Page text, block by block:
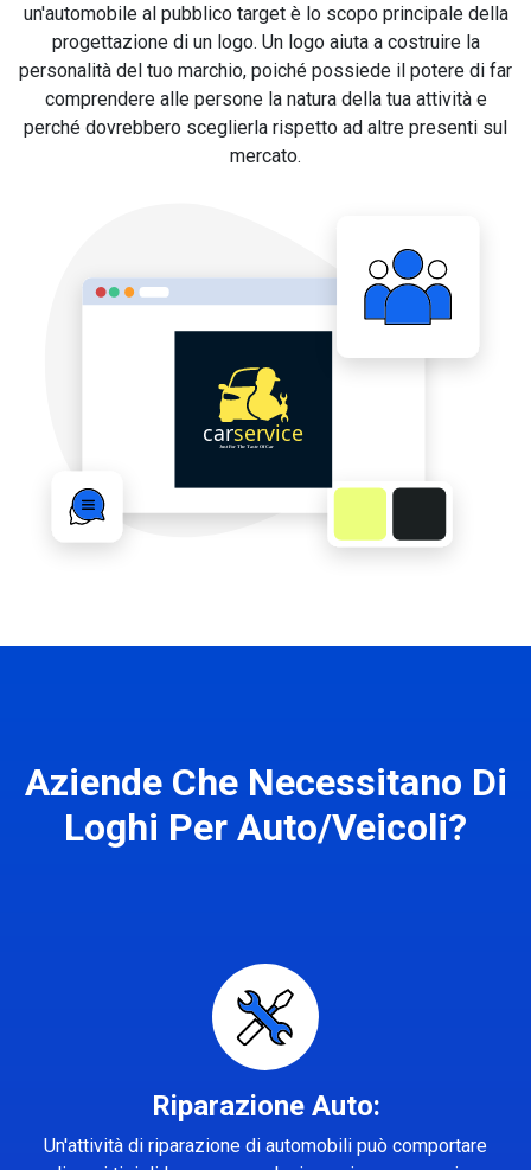
un'automobile al pubblico target è lo scopo principale della
progettazione di un logo. Un logo aiuta a costruire la
personalità del tuo marchio, poiché possiede il potere di far
comprendere alle persone la natura della tua attività e
perché dovrebbero sceglierla rispetto ad altre presenti sul
mercato.
Aziende Che Necessitano Di
Loghi Per Auto/Veicoli?
Riparazione Auto:
Un'attività di riparazione di automobili può comportare